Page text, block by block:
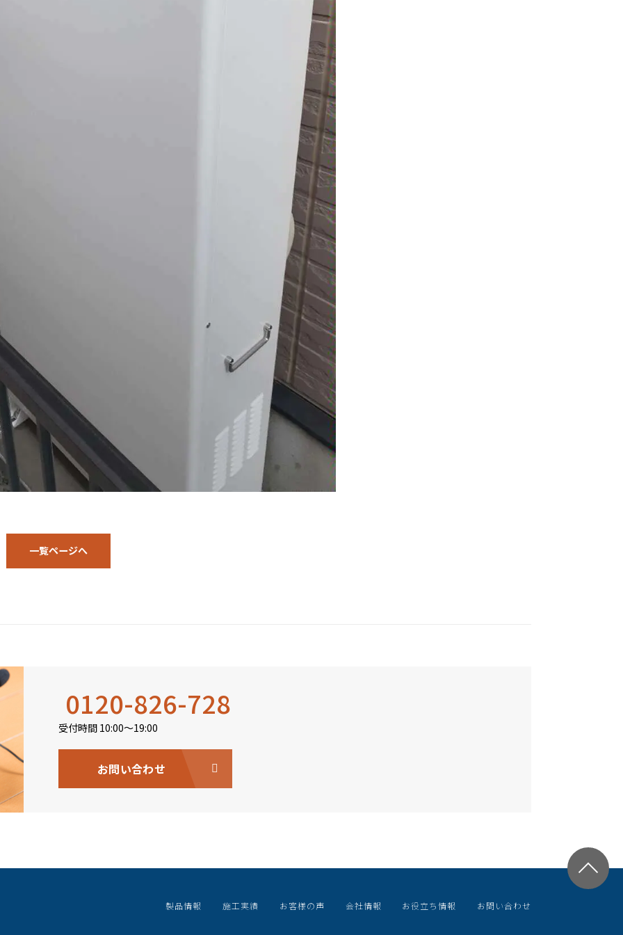
一覧ページへ
0120-826-728
受付時間 10:00〜19:00
お問い合わせ
製品情報 施工実績 お客様の声 会社情報 お役立ち情報 お問い合わせ